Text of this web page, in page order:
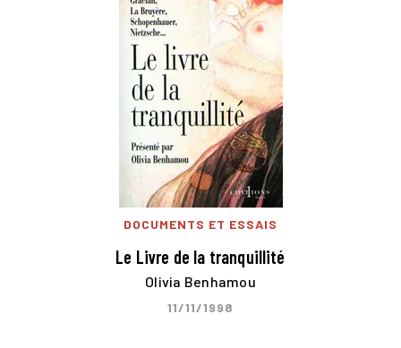
DOCUMENTS ET ESSAIS
Le Livre de la tranquillité
Olivia Benhamou
11/11/1998